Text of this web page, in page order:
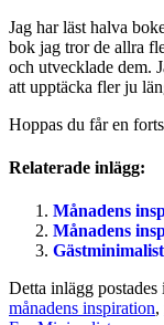
Jag har läst halva
bok jag tror de allra
och utvecklade dem.
att upptäcka fler ju
Hoppas du får en
Relaterade inlägg:
Månadens
Månadens
Detta inlägg postades i
månadens inspiration,